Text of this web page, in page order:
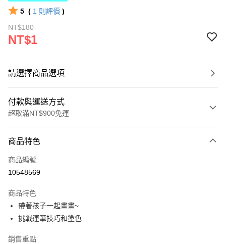
5 ( 1 則評價 )
NT$180
NT$1
請選擇商品選項
付款與運送方式
超取滿NT$900免運
信用卡一次付款
LINE Pay
Hami Point
相關說明
會員帳號後，即可在購物車使用 Hami Point 折抵消費金額 (1點等於1元)。
ATM付款
商品特色
商品編號
10548569
商品特色
帶著孩子一起畫畫~
挑戰運筆技巧和塗色
銷售重點